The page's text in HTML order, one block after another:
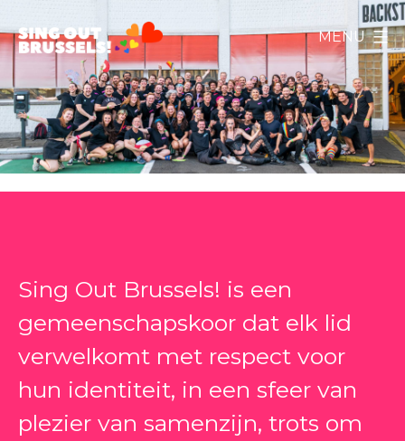
naar
inhoudSing
Out
Brussels!
MENU
Sing Out Brussels! is een
gemeenschapskoor dat elk lid
verwelkomt met respect voor
hun identiteit, in een sfeer van
plezier van samenzijn, trots om